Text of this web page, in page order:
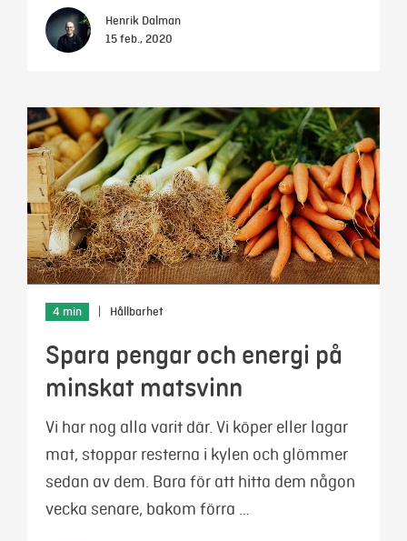
Henrik Dalman
15 feb., 2020
4 min Hållbarhet
Spara pengar och energi på
minskat matsvinn
Vi har nog alla varit där. Vi köper eller lagar
mat, stoppar resterna i kylen och glömmer
sedan av dem. Bara för att hitta dem någon
vecka senare, bakom förra …